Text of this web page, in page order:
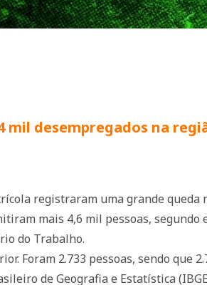
mil desempregados na
registraram uma grande queda
mais 4,6 mil pessoas, segundo
do Trabalho.
Foram 2.733 pessoas, sendo que
de Geografia e Estatística